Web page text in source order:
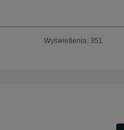
Wyświetlenia: 351